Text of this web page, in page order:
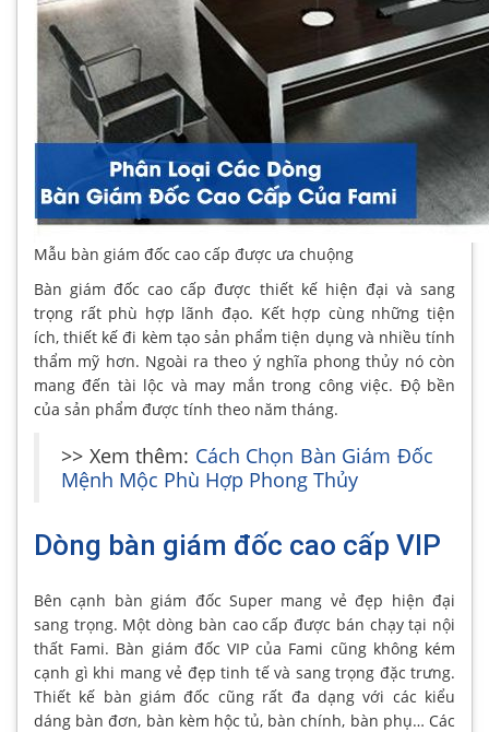
Mẫu bàn giám đốc cao cấp được ưa chuộng
Bàn giám đốc cao cấp được thiết kế hiện đại và sang
trọng rất phù hợp lãnh đạo. Kết hợp cùng những tiện
ích, thiết kế đi kèm tạo sản phẩm tiện dụng và nhiều tính
thẩm mỹ hơn. Ngoài ra theo ý nghĩa phong thủy nó còn
mang đến tài lộc và may mắn trong công việc. Độ bền
của sản phẩm được tính theo năm tháng.
>> Xem thêm: Cách Chọn Bàn Giám Đốc
Mệnh Mộc Phù Hợp Phong Thủy
Dòng bàn giám đốc cao cấp VIP
Bên cạnh bàn giám đốc Super mang vẻ đẹp hiện đại
sang trọng. Một dòng bàn cao cấp được bán chạy tại nội
thất Fami. Bàn giám đốc VIP của Fami cũng không kém
cạnh gì khi mang vẻ đẹp tinh tế và sang trọng đặc trưng.
Thiết kế bàn giám đốc cũng rất đa dạng với các kiểu
dáng bàn đơn, bàn kèm hộc tủ, bàn chính, bàn phụ… Các